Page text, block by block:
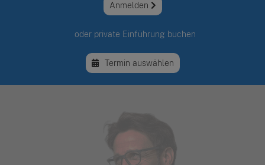
Anmelden
oder private Einführung buchen
Termin auswählen